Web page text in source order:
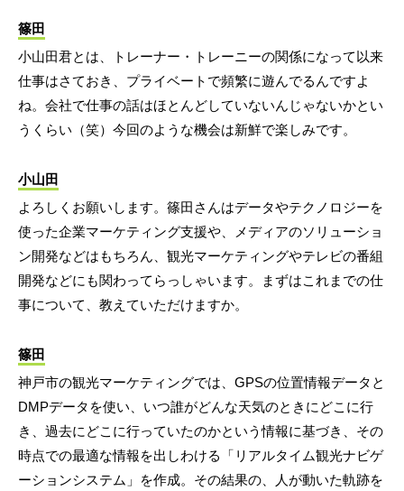
篠田
小山田君とは、トレーナー・トレーニーの関係になって以来
仕事はさておき、プライベートで頻繁に遊んでるんですよ
ね。会社で仕事の話はほとんどしていないんじゃないかとい
うくらい（笑）今回のような機会は新鮮で楽しみです。
小山田
よろしくお願いします。篠田さんはデータやテクノロジーを
使った企業マーケティング支援や、メディアのソリューショ
ン開発などはもちろん、観光マーケティングやテレビの番組
開発などにも関わってらっしゃいます。まずはこれまでの仕
事について、教えていただけますか。
篠田
神戸市の観光マーケティングでは、GPSの位置情報データと
DMPデータを使い、いつ誰がどんな天気のときにどこに行
き、過去にどこに行っていたのかという情報に基づき、その
時点での最適な情報を出しわける「リアルタイム観光ナビゲ
ーションシステム」を作成。その結果の、人が動いた軌跡を